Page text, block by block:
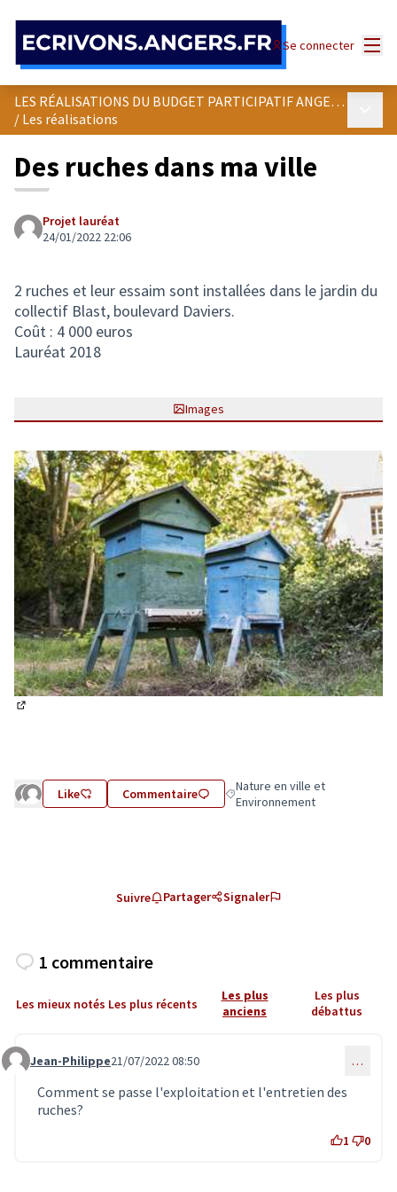
Se connecter
LES RÉALISATIONS DU BUDGET PARTICIPATIF ANGEVIN
/ Les réalisations
Des ruches dans ma ville
Projet lauréat
24/01/2022 22:06
2 ruches et leur essaim sont installées dans le jardin du
collectif Blast, boulevard Daviers.
Coût : 4 000 euros
Lauréat 2018
Images
Like Commentaire Filtrer les résultats de la
Nature en ville et
Environnement
Suivre Partager Signaler
1 commentaire
Les mieux notés Les plus récents
Les plus
anciens
Les plus
débattus
Commentaire 4683
Jean-Philippe21/07/2022 08:50 …
Comment se passe l'exploitation et l'entretien des
ruches?
1 0